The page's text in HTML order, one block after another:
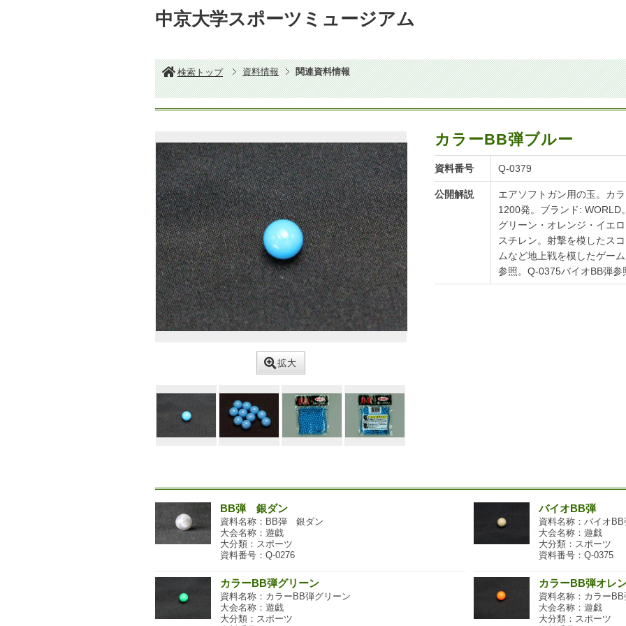
中京大学スポーツミュージアム
検索トップ 資料情報 関連資料情報
拡大
カラーBB弾ブルー
資料番号 Q-0379
公開解説
エアソフトガン用の玉。カ
1200発。ブランド:
グリーン・オレンジ・イエ
スチレン。射撃を模したス
ムなど地上戦を模したゲー
参照。Q-0375バイオBB弾参
BB弾 銀ダン
資料名称：BB弾 銀ダン
大会名称：遊戯
大分類：スポーツ
資料番号：Q-0276
バイオBB弾
資料名称：バイオBB
大会名称：遊戯
大分類：スポーツ
資料番号：Q-0375
カラーBB弾グリーン
資料名称：カラーBB弾グリーン
大会名称：遊戯
大分類：スポーツ
カラーBB弾オレ
資料名称：カラー
大会名称：遊戯
大分類：スポーツ